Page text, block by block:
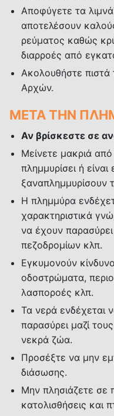
Αποφύγετε τα
αποτελέσουν
ρεύματος καθώς
διαρροές από
Ακολουθήστε πιστά
Αρχών.
ΜΕΤΑ ΤΗΝ
Αν βρίσκεστε σε
Μείνετε μακριά
πλημμυρίσει ή είναι
ξαναπλημμυρίσουν
Η πλημμύρα
χαρακτηριστικά
να έχουν
πεζοδρομίων κλπ.
Εγκυμονούν
οδοστρώματα,
λασποροές κλπ.
Τα νερά ενδέχεται
παρασύρει μαζί
νεκρά ζώα.
Προσέξτε να μην
διάσωσης.
Μην πλησιάζετε σε
κατολισθήσεις και